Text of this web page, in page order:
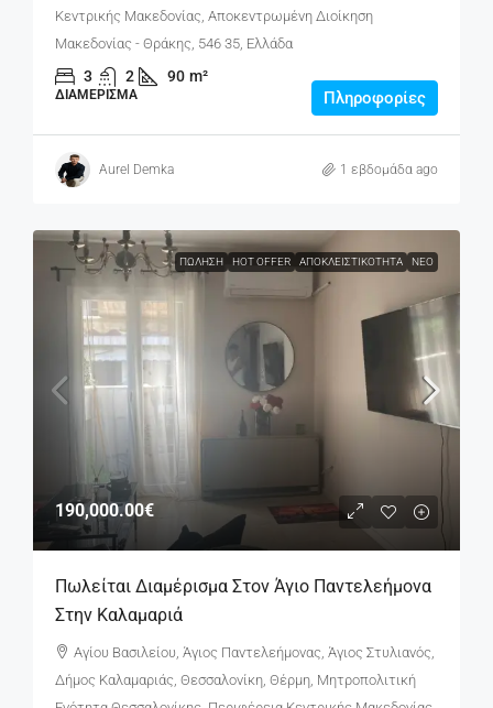
Κεντρικής Μακεδονίας, Αποκεντρωμένη Διοίκηση
Μακεδονίας - Θράκης, 546 35, Ελλάδα
3 2 90 m²
ΔΙΑΜΈΡΙΣΜΑ Πληροφορίες
Aurel Demka 1 εβδομάδα ago
ΠΏΛΗΣΗ HOT OFFER ΑΠΟΚΛΕΙΣΤΙΚΌΤΗΤΑ ΝΈΟ
190,000.00€
Πωλείται Διαμέρισμα Στον Άγιο Παντελεήμονα
Στην Καλαμαριά
Αγίου Βασιλείου, Άγιος Παντελεήμονας, Άγιος Στυλιανός,
Δήμος Καλαμαριάς, Θεσσαλονίκη, Θέρμη, Μητροπολιτική